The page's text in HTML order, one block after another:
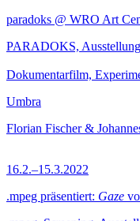
paradoks @ WRO Art
PARADOKS,
Dokumentarfilm,
Umbra
Florian Fischer &
16.2.–15.3.2022
.mpeg präsentiert: Gaze